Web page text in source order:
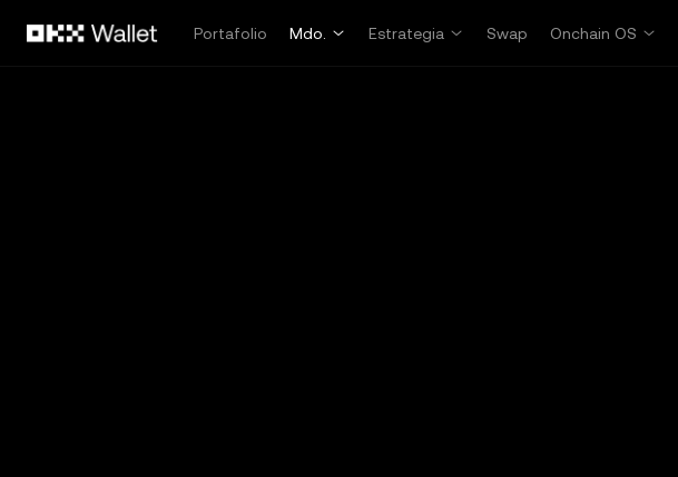
Portafolio
Mdo. Estrategia Swap Onchain OS